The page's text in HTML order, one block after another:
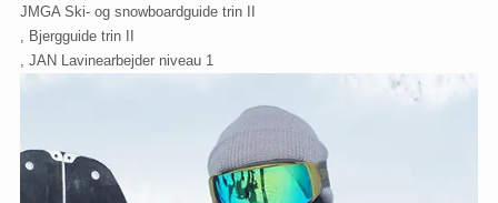
JMGA Ski- og snowboardguide trin II
, Bjergguide trin II
, JAN Lavinearbejder niveau 1